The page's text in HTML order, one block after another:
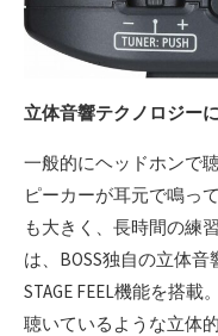
立体音響テクノロジー
一般的にヘッドホンで
ピーカーが耳元で鳴っ
も大きく、長時間の練
は、BOSS独自の立体
STAGE FEEL機能を搭
聴いているような立体